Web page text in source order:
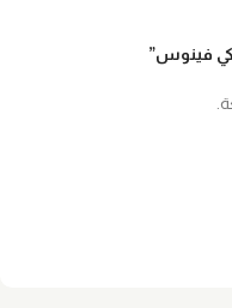
فينوس”